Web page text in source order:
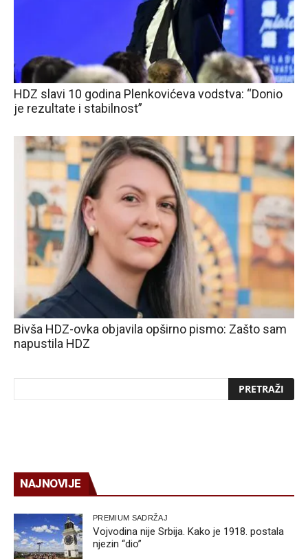
HDZ slavi 10 godina Plenkovićeva vodstva: “Donio
je rezultate i stabilnost”
Bivša HDZ-ovka objavila opširno pismo: Zašto sam
napustila HDZ
NAJNOVIJE
PREMIUM SADRŽAJ
Vojvodina nije Srbija. Kako je 1918. postala
njezin “dio”